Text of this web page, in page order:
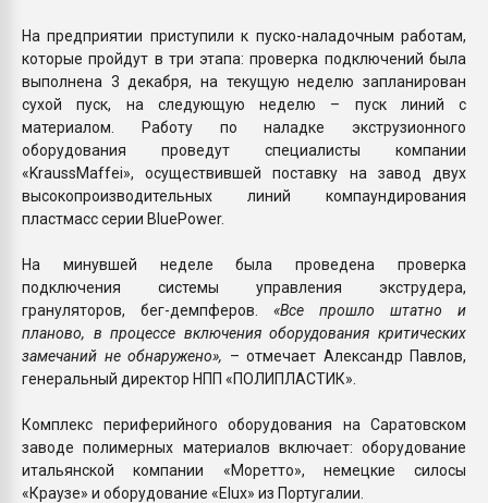
На предприятии приступили к пуско-наладочным работам,
которые пройдут в три этапа: проверка подключений была
выполнена 3 декабря, на текущую неделю запланирован
сухой пуск, на следующую неделю – пуск линий с
материалом. Работу по наладке экструзионного
оборудования проведут специалисты компании
«KraussMaffei», осуществившей поставку на завод двух
высокопроизводительных линий компаундирования
пластмасс серии BluePower.
На минувшей неделе была проведена проверка
подключения системы управления экструдера,
грануляторов, бег-демпферов. «Все прошло штатно и
планово, в процессе включения оборудования критических
замечаний не обнаружено», – отмечает Александр Павлов,
генеральный директор НПП «ПОЛИПЛАСТИК».
Комплекс периферийного оборудования на Саратовском
заводе полимерных материалов включает: оборудование
итальянской компании «Моретто», немецкие силосы
«Краузе» и оборудование «Elux» из Португалии.